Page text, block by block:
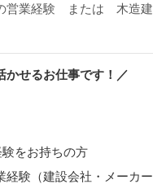
営業経験 または 木造建
かせるお仕事です！／
をお持ちの方
経験（建設会社・メーカ